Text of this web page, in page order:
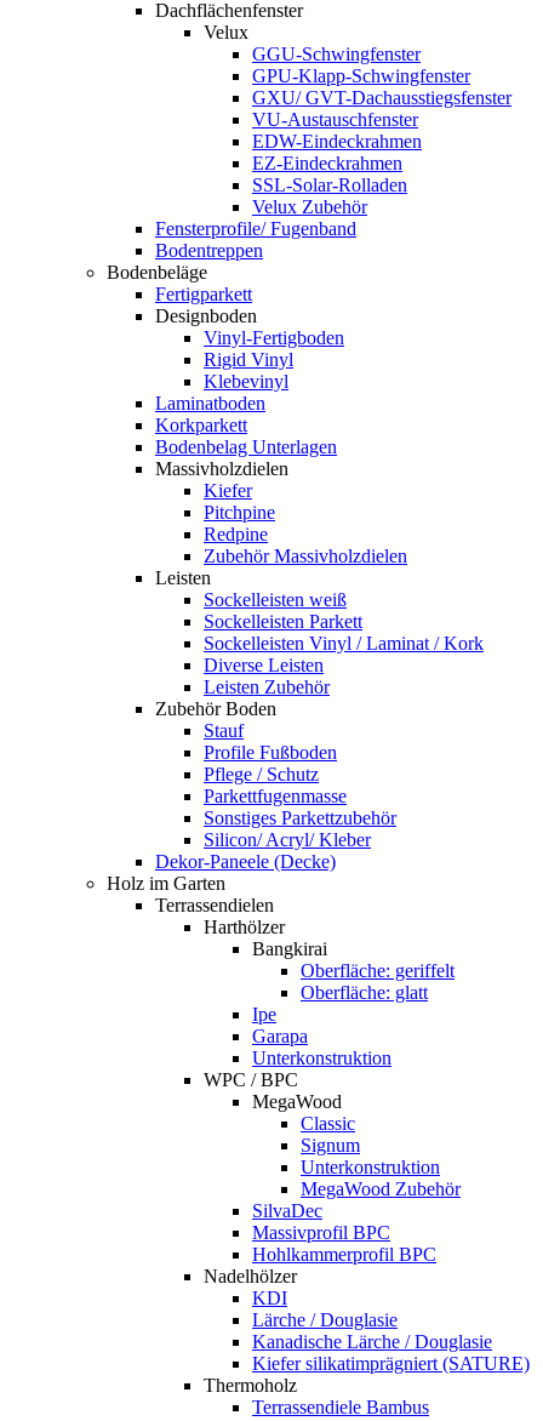
Dachflächenfenster
Velux
GGU-Schwingfenster
GPU-Klapp-Schwingfenster
GXU/ GVT-Dachausstiegsfenster
VU-Austauschfenster
EDW-Eindeckrahmen
EZ-Eindeckrahmen
SSL-Solar-Rolladen
Velux Zubehör
Fensterprofile/ Fugenband
Bodentreppen
Bodenbeläge
Fertigparkett
Designboden
Vinyl-Fertigboden
Rigid Vinyl
Klebevinyl
Laminatboden
Korkparkett
Bodenbelag Unterlagen
Massivholzdielen
Kiefer
Pitchpine
Redpine
Zubehör Massivholzdielen
Leisten
Sockelleisten weiß
Sockelleisten Parkett
Sockelleisten Vinyl / Laminat / Kork
Diverse Leisten
Leisten Zubehör
Zubehör Boden
Stauf
Profile Fußboden
Pflege / Schutz
Parkettfugenmasse
Sonstiges Parkettzubehör
Silicon/ Acryl/ Kleber
Dekor-Paneele (Decke)
Holz im Garten
Terrassendielen
Harthölzer
Bangkirai
Oberfläche: geriffelt
Oberfläche: glatt
Ipe
Garapa
Unterkonstruktion
WPC / BPC
MegaWood
Classic
Signum
Unterkonstruktion
MegaWood Zubehör
SilvaDec
Massivprofil BPC
Hohlkammerprofil BPC
Nadelhölzer
KDI
Lärche / Douglasie
Kanadische Lärche / Douglasie
Kiefer silikatimprägniert (SATURE)
Thermoholz
Terrassendiele Bambus